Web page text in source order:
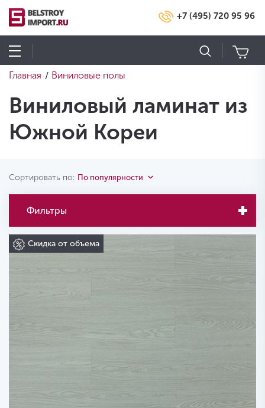
+7 (495) 720 95 96
Главная / Виниловые полы
Виниловый ламинат из
Южной Кореи
Сортировать по: По популярности
Фильтры
Скидка от объема